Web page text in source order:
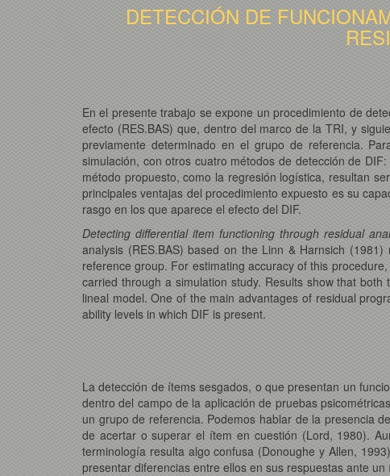
DETECCIÓN DE
En el presente trabajo se expone un procedimiento de
efecto (RES.BAS) que, dentro del marco de la TRI, y
previamente determinado en el grupo de referencia.
simulación, con otros cuatro métodos de detección de
método propuesto, como la regresión logística, resultan
principales ventajas del procedimiento expuesto es su
rasgo en los que aparece el efecto del DIF.
Detecting differential item functioning through residual
analysis (RES.BAS) based on the Linn & Harnsich
reference group. For estimating accuracy of this
carried through a simulation study. Results show that
lineal model. One of the main advantages of residual
ability levels in which DIF is present.
La detección de ítems sesgados, o que presentan un
dentro del campo de la aplicación de pruebas
un grupo de referencia. Podemos hablar de la presencia
de acertar o superar el ítem en cuestión (Lord, 1980).
terminología resulta algo confusa (Donoughe y Allen,
presentar diferencias entre ellos en sus respuestas ante